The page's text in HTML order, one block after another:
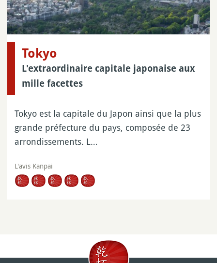
Tokyo
L'extraordinaire capitale japonaise aux
mille facettes
Tokyo est la capitale du Japon ainsi que la plus
grande préfecture du pays, composée de 23
arrondissements. L…
L'avis Kanpai